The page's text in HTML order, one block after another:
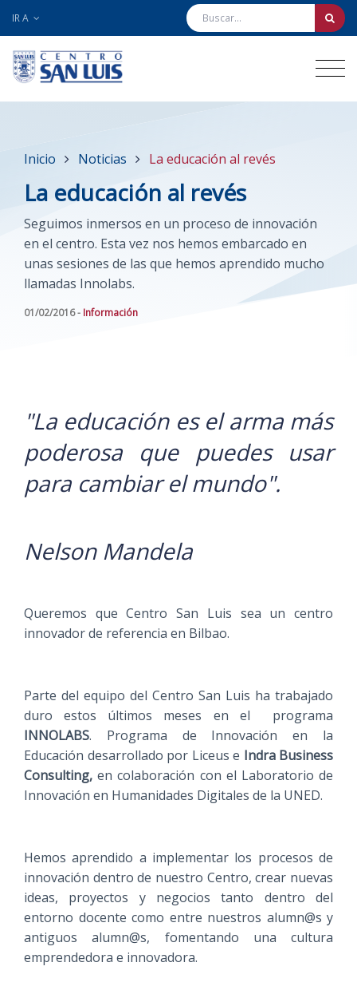
IR A
Inicio Noticias La educación al revés
La educación al revés
Seguimos inmersos en un proceso de innovación
en el centro. Esta vez nos hemos embarcado en
unas sesiones de las que hemos aprendido mucho
llamadas Innolabs.
01/02/2016 - Información
"La educación es el arma más
poderosa que puedes usar
para cambiar el mundo".
Nelson Mandela
Queremos que Centro San Luis sea un centro
innovador de referencia en Bilbao.
Parte del equipo del Centro San Luis ha trabajado
duro estos últimos meses en el programa
INNOLABS. Programa de Innovación en la
Educación desarrollado por Liceus e Indra Business
Consulting,en colaboración con el Laboratorio de
Innovación en Humanidades Digitales de la UNED.
Hemos aprendido a implementar los procesos de
innovación dentro de nuestro Centro, crear nuevas
ideas, proyectos y negocios tanto dentro del
entorno docente como entre nuestros alumn@s y
antiguos alumn@s, fomentando una cultura
emprendedora e innovadora.